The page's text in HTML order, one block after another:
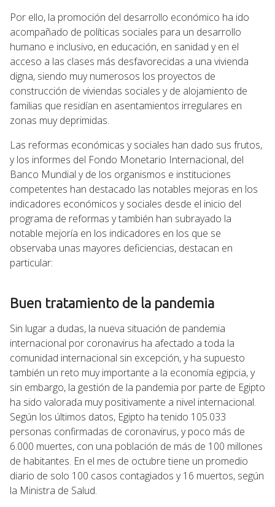
Por ello, la promoción del desarrollo económico ha ido
acompañado de políticas sociales para un desarrollo
humano e inclusivo, en educación, en sanidad y en el
acceso a las clases más desfavorecidas a una vivienda
digna, siendo muy numerosos los proyectos de
construcción de viviendas sociales y de alojamiento de
familias que residían en asentamientos irregulares en
zonas muy deprimidas.
Las reformas económicas y sociales han dado sus frutos,
y los informes del Fondo Monetario Internacional, del
Banco Mundial y de los organismos e instituciones
competentes han destacado las notables mejoras en los
indicadores económicos y sociales desde el inicio del
programa de reformas y también han subrayado la
notable mejoría en los indicadores en los que se
observaba unas mayores deficiencias, destacan en
particular:
Buen tratamiento de la pandemia
Sin lugar a dudas, la nueva situación de pandemia
internacional por coronavirus ha afectado a toda la
comunidad internacional sin excepción, y ha supuesto
también un reto muy importante a la economía egipcia, y
sin embargo, la gestión de la pandemia por parte de Egipto
ha sido valorada muy positivamente a nivel internacional.
Según los últimos datos, Egipto ha tenido 105.033
personas confirmadas de coronavirus, y poco más de
6.000 muertes, con una población de más de 100 millones
de habitantes. En el mes de octubre tiene un promedio
diario de solo 100 casos contagiados y 16 muertos, según
la Ministra de Salud.